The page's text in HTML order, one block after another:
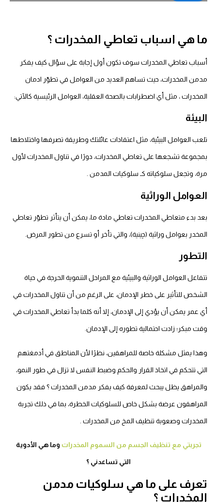
ما هي اسباب تعاطي المخدرات ؟
أسباب تعاطي المخدرات سوف تكون أول إجابة على سؤال كيف يفكر
مدمن المخدرات، حيث تساهم العديد من العوامل في تطوّر ادمان
المخدرات، مثل أي اضطرابات بالصحة العقلية، العوامل الرئيسية كالآتي:
البيئة
تلعب العوامل البيئية، مثل اعتقادات عائلتك وطريقة تصرفها واختلاطها
بمجموعة تشجعها على تعاطي المخدرات، دورًا في تناول المخدرات لأول
مرة، وتجعل سلوكياته كـ سلوكيات المدمن .
العوامل الوراثية
بعد بدء متعاطي المخدرات تعاطي مادة ما، يمكن أن يتأثر تطوّر تعاطي
المخدر بعوامل وراثية (چينية)، والتي تأخر أو تسرع من تطور المرض.
التطور
تتفاعل العوامل الوراثية والبيئية مع المراحل التنموية الحرجة في حياة
الشخص للتأثير على خطر الإدمان، على الرغم من أن تناول المخدرات في
أي عمر يمكن أن يؤدي إلى الإدمان، إلا أنه كلما بدأ تعاطي المخدرات في
وقت مبكر؛ زادت احتمالية تطوره إلى الإدمان.
وهذا يمثل مشكلة خاصة للمراهقين، نظرًا لأن المناطق في أدمغتهم
التي تتحكم في اتخاذ القرار والحكم وضبط النفس لا تزال في طور النمو،
والمراهق يظل يبحث لمعرفة كيف يفكر مدمن المخدرات؟ فقد يكون
المراهقون عرضة بشكل خاص للسلوكيات الخطرة، بما في ذلك تجربة
المخدرات وصعوبة تنظيف المخ من المخدرات
تجربتي مع تنظيف الجسم من السموم المخدرات وما هي الأدوية
التي تساعدني ؟
تعرف على ما هي سلوكيات مدمن
المخدرات ؟